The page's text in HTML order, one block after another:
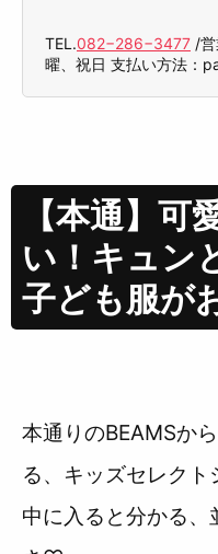
TEL.082−286−3477 /
曜、祝日 支払い方法：
【本通】可
い！キュン
子ども服が
本通りのBEAMSか
る、キッズセレクト
中に入ると分かる